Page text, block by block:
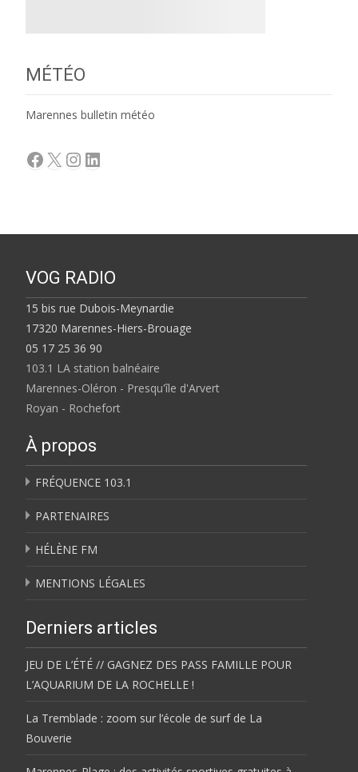
MÉTÉO
Marennes bulletin météo
Facebook
X Instagram
LinkedIn
VOG RADIO
15 bis rue Dubois-Meynardie
17320 Marennes-Hiers-Brouage
05 17 25 36 90
103.1 LA station balnéaire
Marennes-Oléron - Presqu'île d'Arvert
Royan - Rochefort
À propos
FRÉQUENCE 103.1
PARTENAIRES
HÉLÈNE FM
MENTIONS LÉGALES
Derniers articles
JEU DE L’ÉTÉ // GAGNEZ DES PASS FAMILLE POUR
L’AQUARIUM DE LA ROCHELLE !
La Tremblade : zoom sur l’école de surf de La
Bouverie